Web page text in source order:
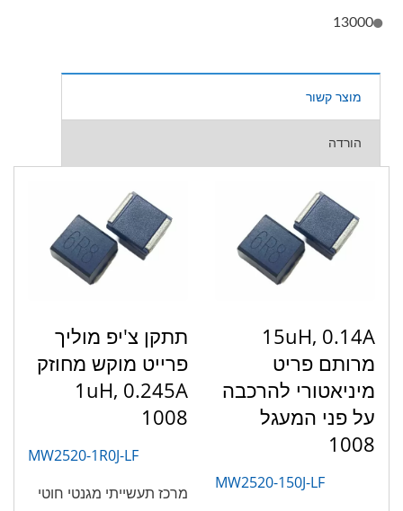
13000
מוצר קשור
הורדה
15uH, 0.14A
מרותם פריט
מיניאטורי להרכבה
על פני המעגל
1008
MW2520-150J-LF
תתקן צ'יפ מוליך
פרייט מוקש מחוזק
1uH, 0.245A
1008
MW2520-1R0J-LF
מרכז תעשייתי מגנטי חוטי